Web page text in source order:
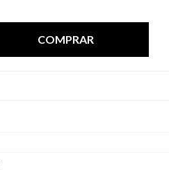
COMPRAR